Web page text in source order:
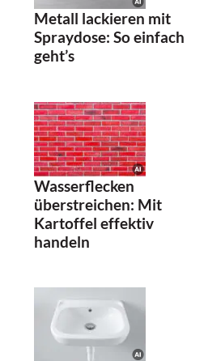
Metall lackieren mit
Spraydose: So einfach
geht’s
Wasserflecken
überstreichen: Mit
Kartoffel effektiv
handeln